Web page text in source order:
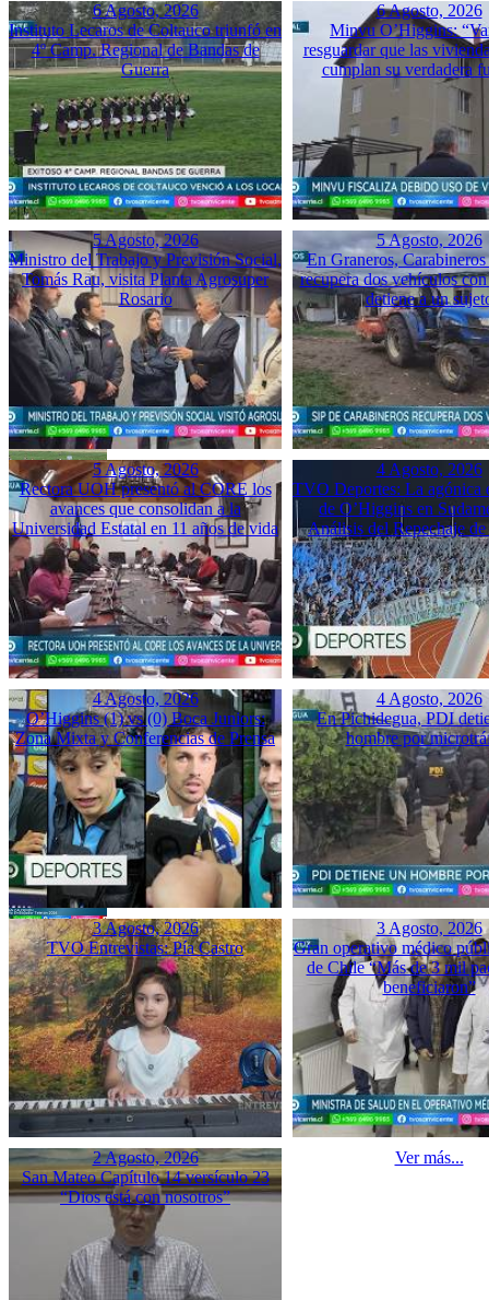
6 Agosto, 2026
Instituto Lecaros de Coltauco triunfó en
4º Camp. Regional de Bandas de
Guerra
6 Agosto, 2026
Minvu O’Higgins:
resguardar que las
cumplan su verdadera
5 Agosto, 2026
Ministro del Trabajo y Previsión Social,
Tomás Rau, visita Planta Agrosuper
Rosario
5 Agosto, 2026
En Graneros,
recupera dos vehículos
detiene a un
5 Agosto, 2026
Rectora UOH presentó al CORE los
avances que consolidan a la
Universidad Estatal en 11 años de vida
4 Agosto, 2026
TVO Deportes: La agónica
de O’Higgins en
Análisis del Repechaje de
4 Agosto, 2026
O’Higgins (1) vs (0) Boca Juniors:
Zona Mixta y Conferencias de Prensa
4 Agosto, 2026
En Pichidegua, PDI
hombre por
3 Agosto, 2026
TVO Entrevistas: Pía Castro
3 Agosto, 2026
Gran operativo médico
de Chile “Más de 3 mil
beneficiaron”
2 Agosto, 2026
San Mateo Capítulo 14 versículo 23
“Dios está con nosotros”
Ver más...